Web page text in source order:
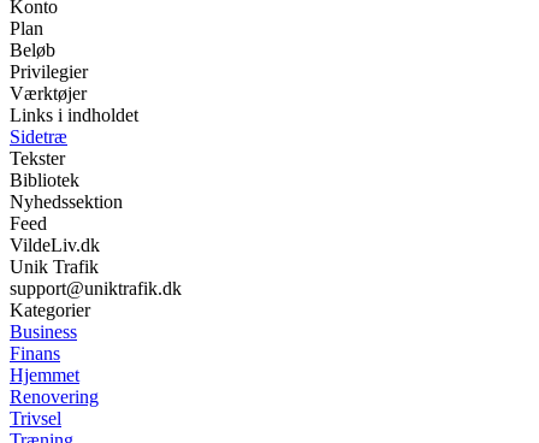
Konto
Plan
Beløb
Privilegier
Værktøjer
Links i indholdet
Sidetræ
Tekster
Bibliotek
Nyhedssektion
Feed
VildeLiv.dk
Unik Trafik
support@uniktrafik.dk
Kategorier
Business
Finans
Hjemmet
Renovering
Trivsel